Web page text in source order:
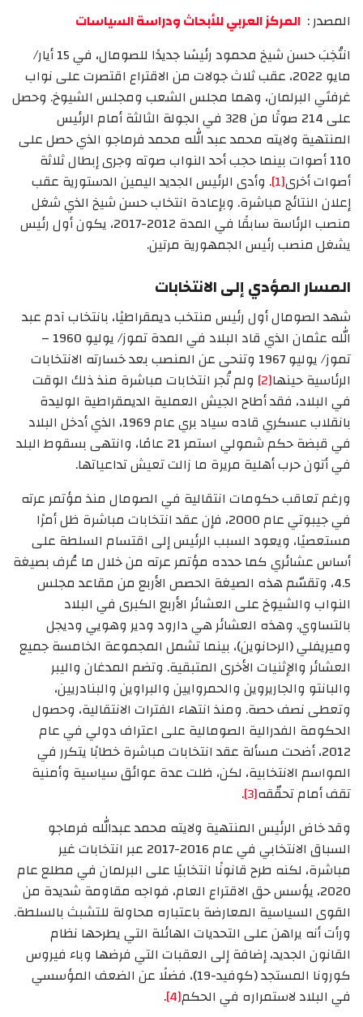
المصدر : المركز العربي للأبحاث ودراسة السياسات
انتُخِبَ حسن شيخ محمود رئيسًا جديدًا للصومال، في 15 أيار/
مايو 2022، عقب ثلاث جولات من الاقتراع اقتصرت على نواب
غرفتَي البرلمان، وهما مجلس الشعب ومجلس الشيوخ. وحصل
على 214 صوتًا من 328 في الجولة الثالثة أمام الرئيس
المنتهية ولايته محمد عبد الله محمد فرماجو الذي حصل على
110 أصوات بينما حجب أحد النواب صوته وجرى إبطال ثلاثة
أصوات أخرى[1] . وأدى الرئيس الجديد اليمين الدستورية عقب
إعلان النتائج مباشرة. وبإعادة انتخاب حسن شيخ الذي شغل
منصب الرئاسة سابقًا في المدة 2012-2017، يكون أول رئيس
يشغل منصب رئيس الجمهورية مرتين.
المسار المؤدي إلى الانتخابات
شهد الصومال أول رئيس منتخب ديمقراطيًا، بانتخاب آدم عبد
الله عثمان الذي قاد البلاد في المدة تموز/ يوليو 1960 –
تموز/ يوليو 1967 وتنحى عن المنصب بعد خسارته الانتخابات
الرئاسية حينها[2]
ولم تُجر انتخابات مباشرة منذ ذلك الوقت
في البلاد، فقد أطاح الجيش العملية الديمقراطية الوليدة
بانقلاب عسكري قاده سياد بري عام 1969، الذي أدخل البلاد
في قبضة حكم شمولي استمر 21 عامًا، وانتهى بسقوط البلد
في أتون حرب أهلية مريرة ما زالت تعيش تداعياتها.
ورغم تعاقب حكومات انتقالية في الصومال منذ مؤتمر عرته
في جيبوتي عام 2000، فإن عقد انتخابات مباشرة ظل أمرًا
مستعصيًا، ويعود السبب الرئيس إلى اقتسام السلطة على
أساس عشائري كما حدده مؤتمر عرته من خلال ما عُرف بصيغة
4.5، وتقسّم هذه الصيغة الحصص الأربع من مقاعد مجلس
النواب والشيوخ على العشائر الأربع الكبرى في البلاد
بالتساوي. وهذه العشائر هي دارود ودير وهويي وديجل
وميريفلي (الرحانوين)، بينما تشمل المجموعة الخامسة جميع
العشائر والإثنيات الأخرى المتبقية. وتضم المدغان واليبر
والبانتو والجاريروين والحمروايين والبراوين والبنادريين،
وتعطى نصف حصة. ومنذ انتهاء الفترات الانتقالية، وحصول
الحكومة الفدرالية الصومالية على اعتراف دولي في عام
2012، أضحت مسألة عقد انتخابات مباشرة خطابًا يتكرر في
المواسم الانتخابية، لكن، ظلت عدة عوائق سياسية وأمنية
تقف أمام تحقّقه[3]
.
وقد خاض الرئيس المنتهية ولايته محمد عبدالله فرماجو
السباق الانتخابي في عام 2016-2017 عبر انتخابات غير
مباشرة، لكنه طرح قانونًا انتخابيًا على البرلمان في مطلع عام
2020، يؤسس حق الاقتراع العام، فواجه مقاومة شديدة من
القوى السياسية المعارضة باعتباره محاولة للتشبث بالسلطة.
ورأت أنه يراهن على التحديات الهائلة التي يطرحها نظام
القانون الجديد، إضافة إلى العقبات التي فرضها وباء فيروس
كورونا المستجد (كوفيد-19)، فضلًا عن الضعف المؤسسي
في البلاد لاستمراره في الحكم[4]
.